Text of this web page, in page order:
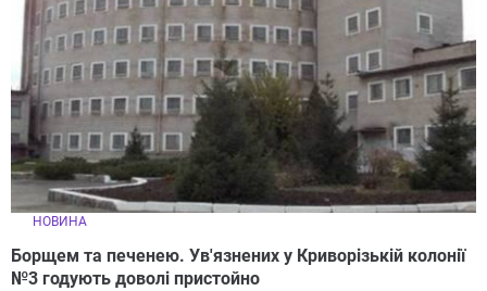
НОВИНА
Борщем та печенею. Ув'язнених у Криворізькій колонії
№3 годують доволі пристойно